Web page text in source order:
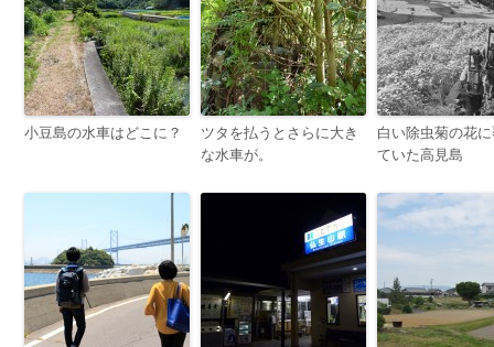
小豆島の水車はどこに？
ツタを払うとさらに大き
な水車が。
白い除虫菊の花
ていた高見島